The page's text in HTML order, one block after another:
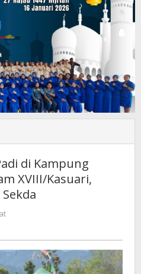
di Kampung
XVIII/Kasuari,